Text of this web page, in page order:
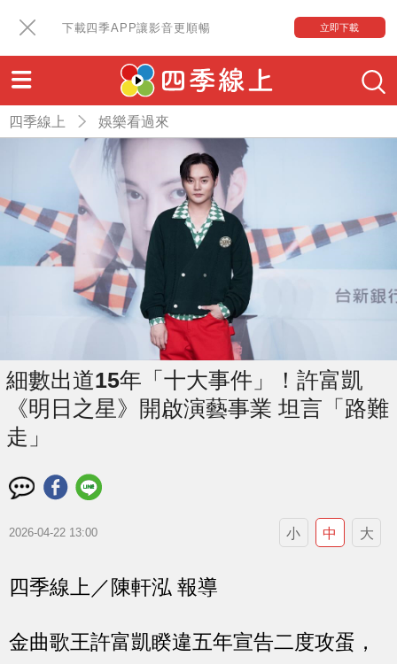
下載四季APP讓影音更順暢 立即下載
四季線上 娛樂看過來
細數出道15年「十大事件」！許富凱
《明日之星》開啟演藝事業 坦言「路難
走」
2026-04-22 13:00 小 中 大
四季線上／陳軒泓 報導
金曲歌王許富凱睽違五年宣告二度攻蛋，